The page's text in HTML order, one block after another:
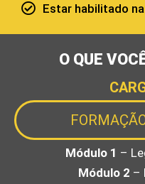
Estar habilitado na
O QUE
Módulo 1 –
Módulo 2 –